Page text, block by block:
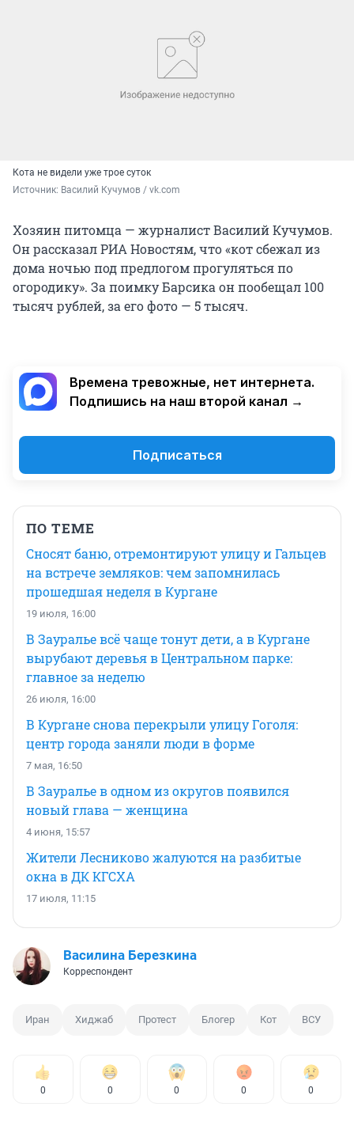
Кота не видели уже трое суток
Источник: Василий Кучумов / vk.com
Хозяин питомца — журналист Василий Кучумов.
Он рассказал РИА Новостям, что «кот сбежал из
дома ночью под предлогом прогуляться по
огородику». За поимку Барсика он пообещал 100
тысяч рублей, за его фото — 5 тысяч.
Времена тревожные, нет интернета.
Подпишись на наш второй канал →
Подписаться
ПО ТЕМЕ
Сносят баню, отремонтируют улицу и Гальцев
на встрече земляков: чем запомнилась
прошедшая неделя в Кургане
19 июля, 16:00
В Зауралье всё чаще тонут дети, а в Кургане
вырубают деревья в Центральном парке:
главное за неделю
26 июля, 16:00
В Кургане снова перекрыли улицу Гоголя:
центр города заняли люди в форме
7 мая, 16:50
В Зауралье в одном из округов появился
новый глава — женщина
4 июня, 15:57
Жители Лесниково жалуются на разбитые
окна в ДК КГСХА
17 июля, 11:15
Василина Березкина
Корреспондент
Иран Хиджаб Протест Блогер Кот ВСУ
0 0 0 0 0